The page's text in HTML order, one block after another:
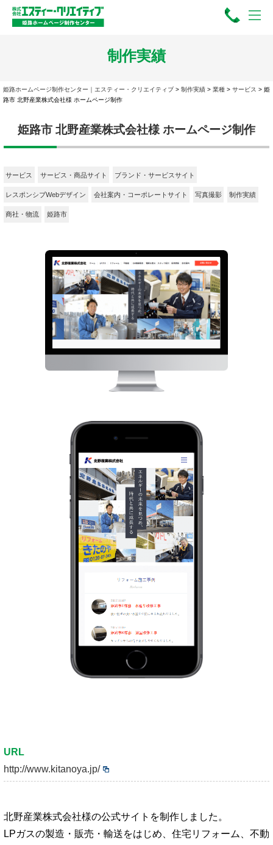
制作実績
姫路ホームページ制作センター｜エスティー・クリエイティブ> 制作実績> 業種> サービス > 姫
路市 北野産業株式会社様 ホームページ制作
姫路市 北野産業株式会社様 ホームページ制作
サービス サービス・商品サイト ブランド・サービスサイト
レスポンシブWebデザイン 会社案内・コーポレートサイト 写真撮影 制作実績
商社・物流 姫路市
URL
http://www.kitanoya.jp/
北野産業株式会社様の公式サイトを制作しました。
LPガスの製造・販売・輸送をはじめ、住宅リフォーム、不動